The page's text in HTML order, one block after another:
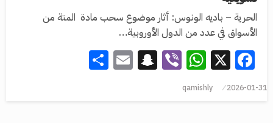
الحرية – باديه الونوس: أثار موضوع سحب مادة المتة من
الأسواق في عدد من الدول الأوروبية…
Facebook
X
WhatsApp
Viber
Snapchat
Email
2026-01-31
qamishly